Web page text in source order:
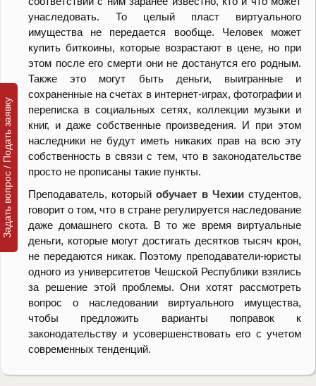
унаследовать. То целый пласт виртуального
имущества не передается вообще. Человек может
купить биткоины, которые возрастают в цене, но при
этом после его смерти они не достанутся его родным.
Также это могут быть деньги, выигранные и
сохраненные на счетах в интернет-играх, фотографии и
переписка в социальных сетях, коллекции музыки и
книг, и даже собственные произведения. И при этом
наследники не будут иметь никаких прав на всю эту
собственность в связи с тем, что в законодательстве
просто не прописаны такие пункты.
Преподаватель, которыйобучает в Чехиистудентов,
говорит о том, что в стране регулируется наследование
даже домашнего скота. В то же время виртуальные
деньги, которые могут достигать десятков тысяч крон,
не передаются никак. Поэтому преподаватели-юристы
одного из университетов Чешской Республики взялись
за решение этой проблемы. Они хотят рассмотреть
вопрос о наследовании виртуального имущества,
чтобы предложить варианты поправок к
законодательству и усовершенствовать его с учетом
современных тенденций.
Задать вопрос / Подать заявку